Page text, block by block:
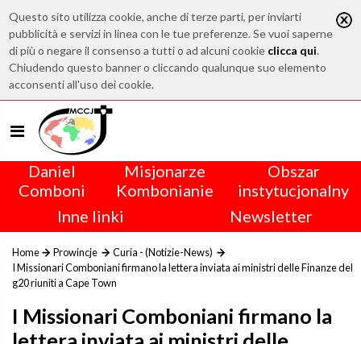
Questo sito utilizza cookie, anche di terze parti, per inviarti
pubblicità e servizi in linea con le tue preferenze. Se vuoi saperne
di più o negare il consenso a tutti o ad alcuni cookie clicca qui.
Chiudendo questo banner o cliccando qualunque suo elemento
acconsenti all'uso dei cookie.
Daniel
Comboni
Misjonarze
Kombonianie
Obszar
instytucjonalny
Inne linki
Newsletter
Home Prowincje
Curia - (Notizie-News)
I Missionari Comboniani firmano la lettera inviata ai ministri delle Finanze del
g20 riuniti a Cape Town
I Missionari Comboniani firmano la